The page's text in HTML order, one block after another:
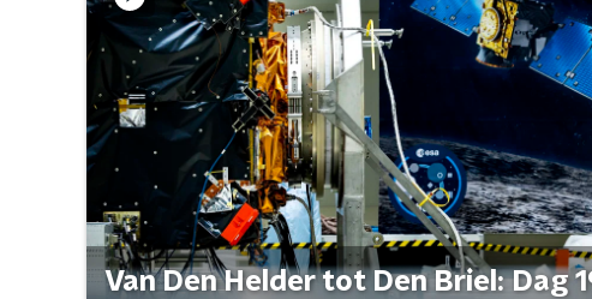
Van Den Helder tot Den Briel: Dag